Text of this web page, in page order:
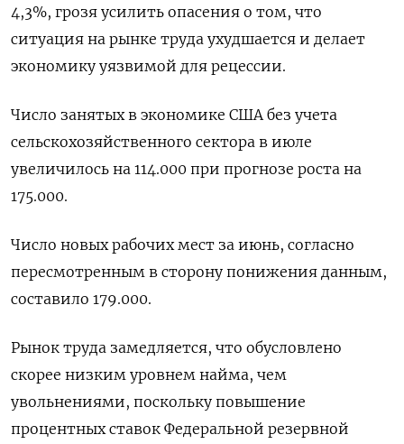
4,3%, грозя усилить опасения о том, что
ситуация на рынке труда ухудшается и делает
экономику уязвимой для рецессии.
Число занятых в экономике США без учета
сельскохозяйственного сектора в июле
увеличилось на 114.000 при прогнозе роста на
175.000.
Число новых рабочих мест за июнь, согласно
пересмотренным в сторону понижения данным,
составило 179.000.
Рынок труда замедляется, что обусловлено
скорее низким уровнем найма, чем
увольнениями, поскольку повышение
процентных ставок Федеральной резервной